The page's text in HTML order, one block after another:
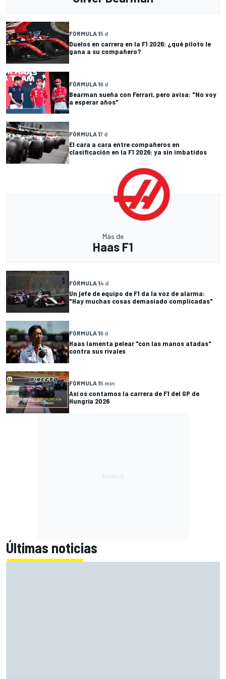
FÓRMULA 15 d
Duelos en carrera en la F1 2026: ¿qué piloto le
gana a su compañero?
FÓRMULA 16 d
Bearman sueña con Ferrari, pero avisa: "No voy
a esperar años"
FÓRMULA 17 d
El cara a cara entre compañeros en
clasificación en la F1 2026: ya sin imbatidos
Más de
Haas F1
FÓRMULA 14 d
Un jefe de equipo de F1 da la voz de alarma:
"Hay muchas cosas demasiado complicadas"
FÓRMULA 16 d
Haas lamenta pelear "con las manos atadas"
contra sus rivales
FÓRMULA 15 min
Así os contamos la carrera de F1 del GP de
Hungría 2026
Últimas noticias